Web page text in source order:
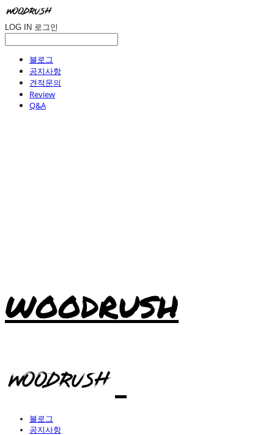
LOG IN 로그인
블로그
공지사항
견적문의
Review
Q&A
WOODRUSH
블로그
공지사항